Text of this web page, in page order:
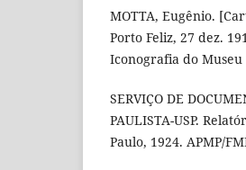
MOTTA, Eugênio.
Porto Feliz, 27 dez.
Iconografia do Museu
SERVIÇO DE
PAULISTA-USP.
Paulo, 1924. APMP/